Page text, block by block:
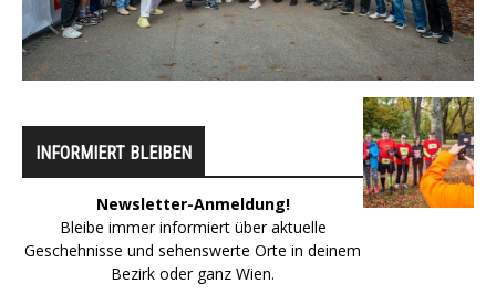
INFORMIERT BLEIBEN
Newsletter-Anmeldung!
Bleibe immer informiert über aktuelle
Geschehnisse und sehenswerte Orte in deinem
Bezirk oder ganz Wien.